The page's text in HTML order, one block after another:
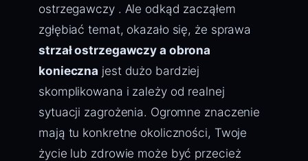
ostrzegawczy . Ale odkąd zacząłem
zgłębiać temat, okazało się, że sprawa
strzał ostrzegawczy a obrona
konieczna jest dużo bardziej
skomplikowana i zależy od realnej
sytuacji zagrożenia. Ogromne znaczenie
mają tu konkretne okoliczności, Twoje
życie lub zdrowie może być przecież